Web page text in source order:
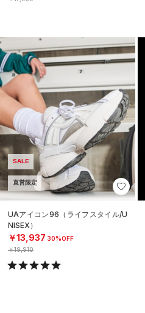
SALE
直営限定
UAアイコン96（ライフスタイル/U
NISEX）
￥13,937 30%OFF
￥19,910